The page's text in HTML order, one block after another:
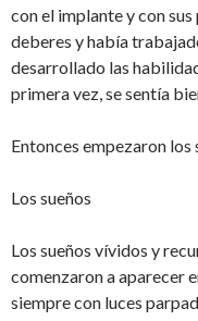
con el implante y con
deberes y había
desarrollado las
primera vez, se sentía
Entonces empezaron los
Los sueños
Los sueños vívidos y
comenzaron a aparecer
siempre con luces